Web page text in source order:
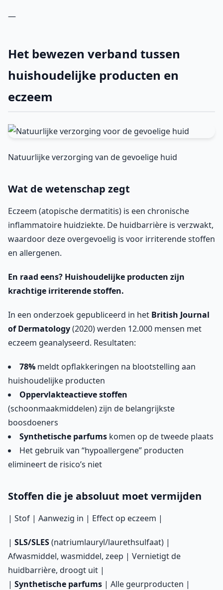
—
Het bewezen verband tussen
huishoudelijke producten en
eczeem
Natuurlijke verzorging van de gevoelige huid
Wat de wetenschap zegt
Eczeem (atopische dermatitis) is een chronische
inflammatoire huidziekte. De huidbarrière is verzwakt,
waardoor deze overgevoelig is voor irriterende stoffen
en allergenen.
En raad eens? Huishoudelijke producten zijn
krachtige irriterende stoffen.
In een onderzoek gepubliceerd in het British Journal
of Dermatology(2020) werden 12.000 mensen met
eczeem geanalyseerd. Resultaten:
78% meldt opflakkeringen na blootstelling aan
huishoudelijke producten
Oppervlakteactieve stoffen
(schoonmaakmiddelen) zijn de belangrijkste
boosdoeners
Synthetische parfums komen op de tweede plaats
Het gebruik van “hypoallergene” producten
elimineert de risico’s niet
Stoffen die je absoluut moet vermijden
| Stof | Aanwezig in | Effect op eczeem |
| SLS/SLES(natriumlauryl/laurethsulfaat) |
Afwasmiddel, wasmiddel, zeep | Vernietigt de
huidbarrière, droogt uit |
| Synthetische parfums | Alle geurproducten |